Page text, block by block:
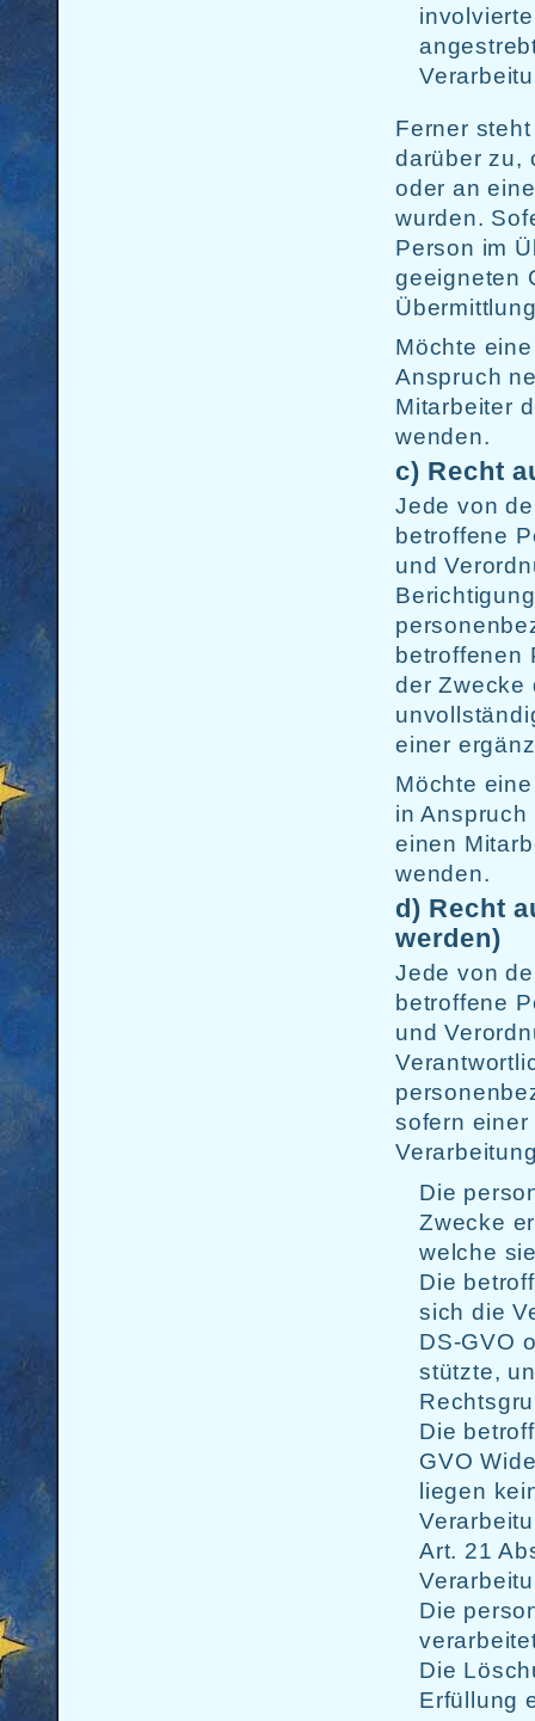
Ferner
darüber zu,
oder an
wurden.
Person im
geeigneten
Möchte
Anspruch
Mitarbeiter
wenden.
c) Recht
Jede von
betroffene
und
betroffenen
der Zwecke
einer
Möchte
in
einen
wenden.
d) Recht
werden)
Jede von
betroffene
und
sofern
Die
Zwecke
welche
Die
sich die
DS-GVO
stützte,
Die
GVO
liegen
Art. 21
Die
Die
Erfüllung